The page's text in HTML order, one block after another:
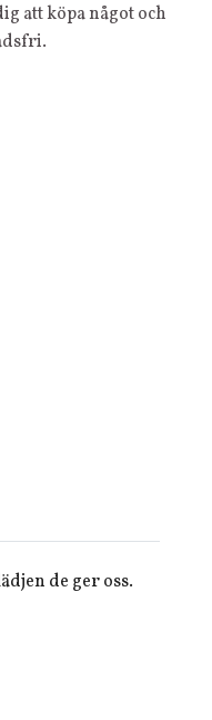
att köpa något och
de ger oss.